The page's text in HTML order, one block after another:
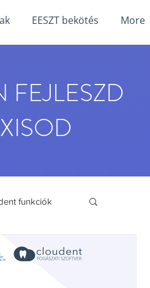
EESZT bekötés More
FEJLESZD
funkciók